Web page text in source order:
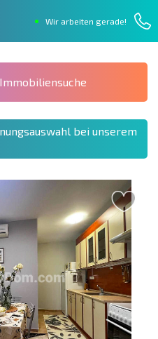
Wir arbeiten gerade!
bei unserem